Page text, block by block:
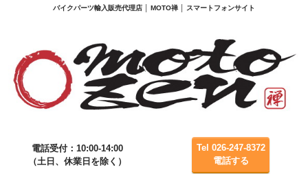
バイクパーツ輸入販売代理店 │ MOTO禅 │ スマートフォンサイト
電話受付：10:00-14:00
（土日、休業日を除く）
Tel 026-247-8372
電話する